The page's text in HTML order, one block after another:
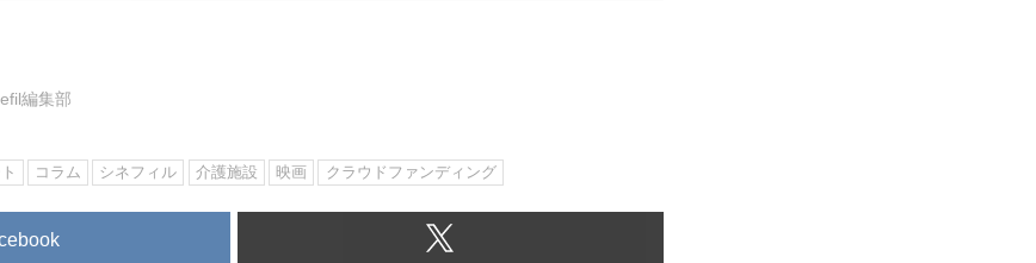
編集部
コラム シネフィル 介護施設 映画 クラウドファンディング